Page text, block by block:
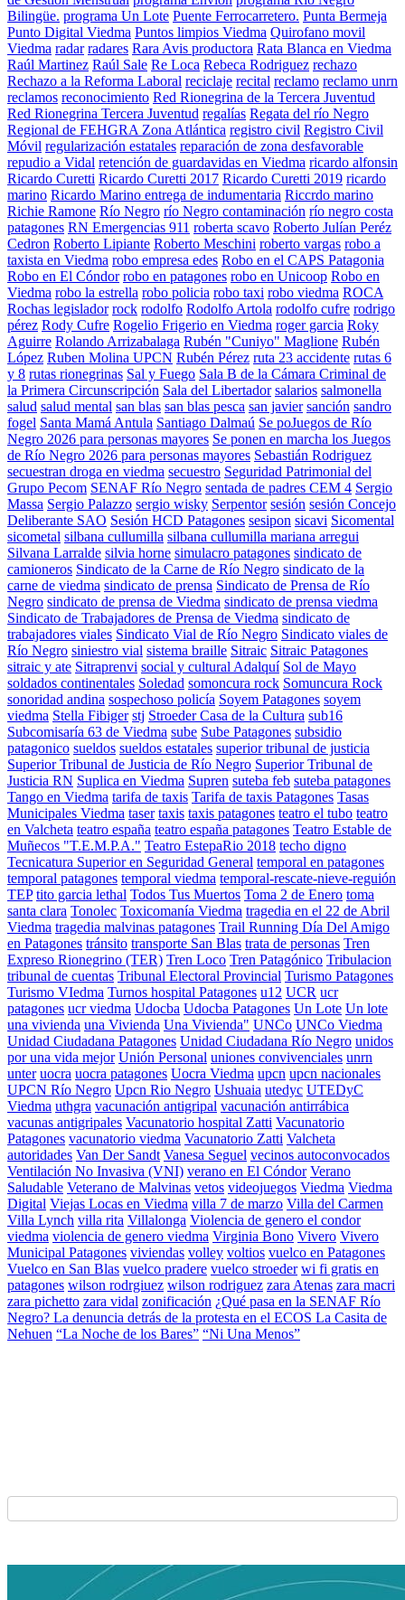
Bilingüe. programa Un Lote Puente Ferrocarretero. Punta Bermeja
Punto Digital Viedma Puntos limpios Viedma Quirofano movil
Viedma radar radares Rara Avis productora Rata Blanca en Viedma
Raúl Martinez Raúl Sale Re Loca Rebeca Rodriguez rechazo
Rechazo a la Reforma Laboral reciclaje recital reclamo reclamo unrn
reclamos reconocimiento Red Rionegrina de la Tercera Juventud
Red Rionegrina Tercera Juventud regalías Regata del río Negro
Regional de FEHGRA Zona Atlántica registro civil Registro Civil
Móvil regularización estatales reparación de zona desfavorable
repudio a Vidal retención de guardavidas en Viedma ricardo alfonsin
Ricardo Curetti Ricardo Curetti 2017 Ricardo Curetti 2019 ricardo
marino Ricardo Marino entrega de indumentaria Riccrdo marino
Richie Ramone Río Negro río Negro contaminación río negro costa
patagones RN Emergencias 911 roberta scavo Roberto Julían Peréz
Cedron Roberto Lipiante Roberto Meschini roberto vargas robo a
taxista en Viedma robo empresa edes Robo en el CAPS Patagonia
Robo en El Cóndor robo en patagones robo en Unicoop Robo en
Viedma robo la estrella robo policia robo taxi robo viedma ROCA
Rochas legislador rock rodolfo Rodolfo Artola rodolfo cufre rodrigo
pérez Rody Cufre Rogelio Frigerio en Viedma roger garcia Roky
Aguirre Rolando Arrizabalaga Rubén "Cuniyo" Maglione Rubén
López Ruben Molina UPCN Rubén Pérez ruta 23 accidente rutas 6
y 8 rutas rionegrinas Sal y Fuego Sala B de la Cámara Criminal de
la Primera Circunscripción Sala del Libertador salarios salmonella
salud salud mental san blas san blas pesca san javier sanción sandro
fogel Santa Mamá Antula Santiago Dalmaú Se poJuegos de Río
Negro 2026 para personas mayores Se ponen en marcha los Juegos
de Río Negro 2026 para personas mayores Sebastián Rodriguez
secuestran droga en viedma secuestro Seguridad Patrimonial del
Grupo Pecom SENAF Río Negro sentada de padres CEM 4 Sergio
Massa Sergio Palazzo sergio wisky Serpentor sesión sesión Concejo
Deliberante SAO Sesión HCD Patagones sesipon sicavi Sicomental
sicometal silbana cullumilla silbana cullumilla mariana arregui
Silvana Larralde silvia horne simulacro patagones sindicato de
camioneros Sindicato de la Carne de Río Negro sindicato de la
carne de viedma sindicato de prensa Sindicato de Prensa de Río
Negro sindicato de prensa de Viedma sindicato de prensa viedma
Sindicato de Trabajadores de Prensa de Viedma sindicato de
trabajadores viales Sindicato Vial de Río Negro Sindicato viales de
Río Negro siniestro vial sistema braille Sitraic Sitraic Patagones
sitraic y ate Sitraprenvi social y cultural Adalquí Sol de Mayo
soldados continentales Soledad somoncura rock Somuncura Rock
sonoridad andina sospechoso policía Soyem Patagones soyem
viedma Stella Fibiger stj Stroeder Casa de la Cultura sub16
Subcomisaría 63 de Viedma sube Sube Patagones subsidio
patagonico sueldos sueldos estatales superior tribunal de justicia
Superior Tribunal de Justicia de Río Negro Superior Tribunal de
Justicia RN Suplica en Viedma Supren suteba feb suteba patagones
Tango en Viedma tarifa de taxis Tarifa de taxis Patagones Tasas
Municipales Viedma taser taxis taxis patagones teatro el tubo teatro
en Valcheta teatro españa teatro españa patagones Teatro Estable de
Muñecos "T.E.M.P.A." Teatro EstepaRio 2018 techo digno
Tecnicatura Superior en Seguridad General temporal en patagones
temporal patagones temporal viedma temporal-rescate-nieve-reguión
TEP tito garcia lethal Todos Tus Muertos Toma 2 de Enero toma
santa clara Tonolec Toxicomanía Viedma tragedia en el 22 de Abril
Viedma tragedia malvinas patagones Trail Running Día Del Amigo
en Patagones tránsito transporte San Blas trata de personas Tren
Expreso Rionegrino (TER) Tren Loco Tren Patagónico Tribulacion
tribunal de cuentas Tribunal Electoral Provincial Turismo Patagones
Turismo VIedma Turnos hospital Patagones u12 UCR ucr
patagones ucr viedma Udocba Udocba Patagones Un Lote Un lote
una vivienda una Vivienda Una Vivienda" UNCo UNCo Viedma
Unidad Ciudadana Patagones Unidad Ciudadana Río Negro unidos
por una vida mejor Unión Personal uniones convivenciales unrn
unter uocra uocra patagones Uocra Viedma upcn upcn nacionales
UPCN Río Negro Upcn Rio Negro Ushuaia utedyc UTEDyC
Viedma uthgra vacunación antigripal vacunación antirrábica
vacunas antigripales Vacunatorio hospital Zatti Vacunatorio
Patagones vacunatorio viedma Vacunatorio Zatti Valcheta
autoridades Van Der Sandt Vanesa Seguel vecinos autoconvocados
Ventilación No Invasiva (VNI) verano en El Cóndor Verano
Saludable Veterano de Malvinas vetos videojuegos Viedma Viedma
Digital Viejas Locas en Viedma villa 7 de marzo Villa del Carmen
Villa Lynch villa rita Villalonga Violencia de genero el condor
viedma violencia de genero viedma Virginia Bono Vivero Vivero
Municipal Patagones viviendas volley voltios vuelco en Patagones
Vuelco en San Blas vuelco pradere vuelco stroeder wi fi gratis en
patagones wilson rodrgiuez wilson rodriguez zara Atenas zara macri
zara pichetto zara vidal zonificación ¿Qué pasa en la SENAF Río
Negro? La denuncia detrás de la protesta en el ECOS La Casita de
Nehuen “La Noche de los Bares” “Ni Una Menos”